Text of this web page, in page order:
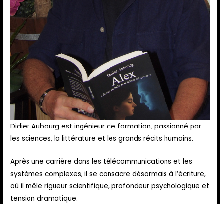
Didier Aubourg est ingénieur de formation, passionné par
les sciences, la littérature et les grands récits humains.
Après une carrière dans les télécommunications et les
systèmes complexes, il se consacre désormais à l’écriture,
où il mêle rigueur scientifique, profondeur psychologique et
tension dramatique.